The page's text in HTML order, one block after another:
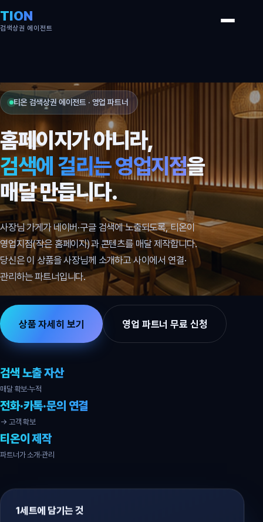
TION
검색상권 에이전트
티온 검색상권 에이전트 · 영업 파트너
홈페이지가 아니라,
검색에 걸리는 영업지점을
매달 만듭니다.
사장님 가게가 네이버·구글 검색에 노출되도록, 티온이
영업지점(작은 홈페이지)과 콘텐츠를 매달 제작합니다.
당신은 이 상품을 사장님께 소개하고 사이에서 연결·
관리하는 파트너입니다.
상품 자세히 보기 영업 파트너 무료 신청
검색 노출 자산
매달 확보·누적
전화·카톡·문의 연결
→ 고객 확보
티온이 제작
파트너가 소개·관리
1세트에 담기는 것